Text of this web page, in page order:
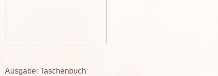
Ausgabe: Taschenbuch